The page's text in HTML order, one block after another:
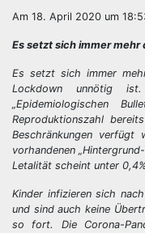
Am 18. April 2020 um
Es setzt sich immer mehr
Es setzt sich immer
Lockdown unnötig
„Epidemiologischen
Reproduktionszahl
Beschränkungen
vorhandenen
Letalität scheint unter
Kinder infizieren sich
und sind auch keine
so fort. Die Corona-